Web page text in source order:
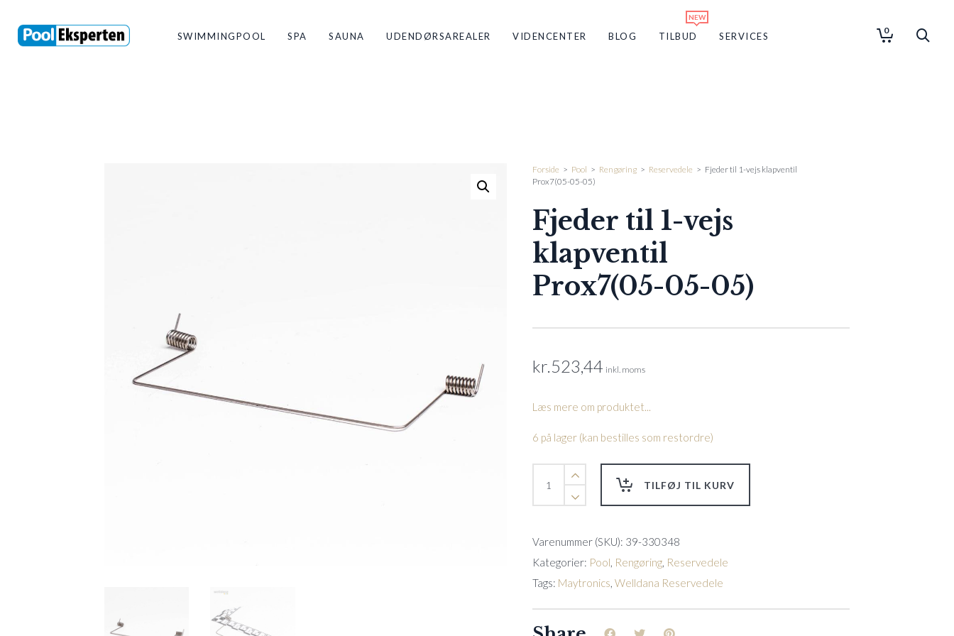
SWIMMINGPOOL SPA SAUNA UDENDØRSAREALER VIDENCENTER BLOG TILBUD SERVICES
0
Forside > Pool > Rengøring > Reservedele > Fjeder til 1-vejs klapventil
Prox7(05-05-05)
Fjeder til 1-vejs
klapventil
Prox7(05-05-05)
kr.523,44 inkl. moms
Læs mere om produktet...
6 på lager (kan bestilles som restordre)
Prox7(05-
05-
quantity
TILFØJ TIL KURV
Varenummer (SKU): 39-330348
Kategorier: Pool, Rengøring, Reservedele
Tags: Maytronics, Welldana Reservedele